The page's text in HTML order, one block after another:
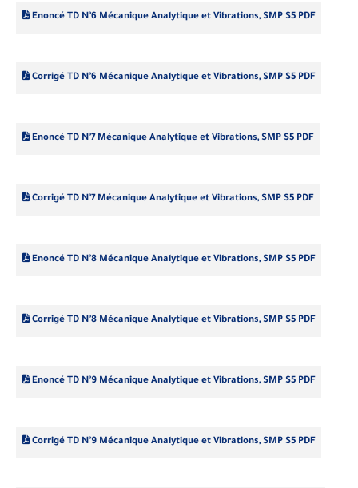
Enoncé TD N°6 Mécanique Analytique et Vibrations, SMP S5 PDF
Corrigé TD N°6 Mécanique Analytique et Vibrations, SMP S5 PDF
Enoncé TD N°7 Mécanique Analytique et Vibrations, SMP S5 PDF
Corrigé TD N°7 Mécanique Analytique et Vibrations, SMP S5 PDF
Enoncé TD N°8 Mécanique Analytique et Vibrations, SMP S5 PDF
Corrigé TD N°8 Mécanique Analytique et Vibrations, SMP S5 PDF
Enoncé TD N°9 Mécanique Analytique et Vibrations, SMP S5 PDF
Corrigé TD N°9 Mécanique Analytique et Vibrations, SMP S5 PDF